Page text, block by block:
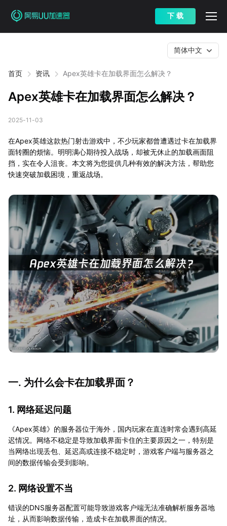
下 载
首页 资讯 Apex英雄卡在加载界面怎么解决？
简体中文
Apex英雄卡在加载界面怎么解决？
2025-11-03
在Apex英雄这款热门射击游戏中，不少玩家都曾遭遇过卡在加载界
面转圈的烦恼。明明满心期待投入战场，却被无休止的加载画面阻
挡，实在令人沮丧。本文将为您提供几种有效的解决方法，帮助您
快速突破加载困境，重返战场。
一. 为什么会卡在加载界面？
1. 网络延迟问题
《Apex英雄》的服务器位于海外，国内玩家在直连时常会遇到高延
迟情况。网络不稳定是导致加载界面卡住的主要原因之一，特别是
当网络出现丢包、延迟高或连接不稳定时，游戏客户端与服务器之
间的数据传输会受到影响。
2. 网络设置不当
错误的DNS服务器配置可能导致游戏客户端无法准确解析服务器地
址，从而影响数据传输，造成卡在加载界面的情况。